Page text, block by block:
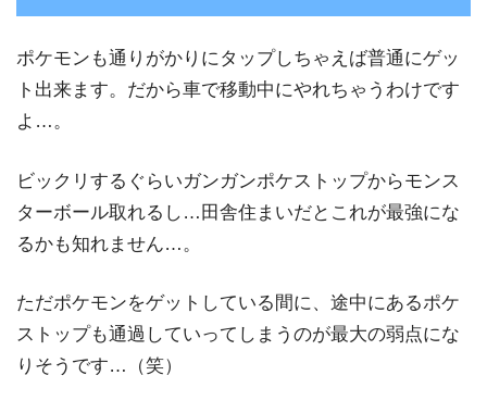
ポケモンも通りがかりにタップしちゃえば普通にゲッ
ト出来ます。だから車で移動中にやれちゃうわけです
よ…。
ビックリするぐらいガンガンポケストップからモンス
ターボール取れるし…田舎住まいだとこれが最強にな
るかも知れません…。
ただポケモンをゲットしている間に、途中にあるポケ
ストップも通過していってしまうのが最大の弱点にな
りそうです…（笑）